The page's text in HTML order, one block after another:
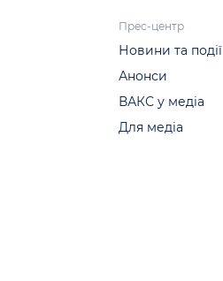
Прес-центр
Новини та події
Анонси
ВАКС у медіа
Для медіа